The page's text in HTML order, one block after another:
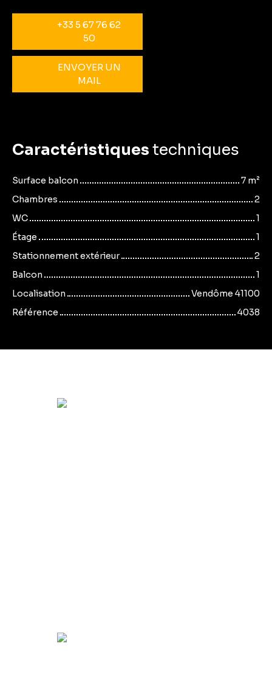
+33 5 67 76 62
50
ENVOYER UN
MAIL
Caractéristiquestechniques
Surface balcon 7 m²
Chambres
2
WC
1
Étage
1
Stationnement extérieur
2
Balcon
1
Localisation
Vendôme 41100
Référence
4038